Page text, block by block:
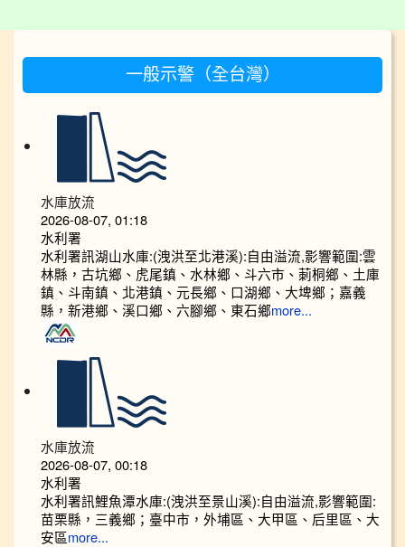
一般示警（全台灣）
水庫放流
2026-08-07, 01:18
水利署
水利署訊湖山水庫:(洩洪至北港溪):自由溢流,影響範圍:雲
林縣，古坑鄉、虎尾鎮、水林鄉、斗六市、莿桐鄉、土庫
鎮、斗南鎮、北港鎮、元長鄉、口湖鄉、大埤鄉；嘉義
縣，新港鄉、溪口鄉、六腳鄉、東石鄉more...
水庫放流
2026-08-07, 00:18
水利署
水利署訊鯉魚潭水庫:(洩洪至景山溪):自由溢流,影響範圍:
苗栗縣，三義鄉；臺中市，外埔區、大甲區、后里區、大
安區more...